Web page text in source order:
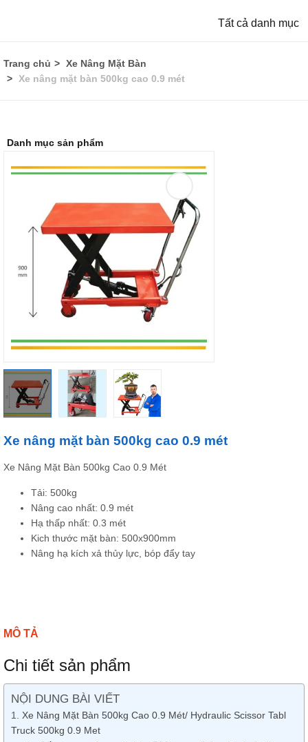
Tất cả danh mục
Trang chủ
Xe Nâng Mặt Bàn
Xe nâng mặt bàn 500kg cao 0.9 mét
Danh mục sản phẩm
Xe nâng mặt bàn 500kg cao 0.9 mét
Xe Nâng Mặt Bàn 500kg Cao 0.9 Mét
Tải: 500kg
Nâng cao nhất: 0.9 mét
Hạ thấp nhất: 0.3 mét
Kich thước mặt bàn: 500x900mm
Nâng hạ kích xả thủy lực, bóp đẩy tay
MÔ TẢ
Chi tiết sản phẩm
NỘI DUNG BÀI VIẾT
Xe Nâng Mặt Bàn 500kg Cao 0.9 Mét/ Hydraulic Scissor Tabl
Truck 500kg 0.9 Met